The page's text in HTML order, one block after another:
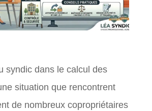
syndic dans le calcul des
situation que rencontrent
de nombreux copropriétaires